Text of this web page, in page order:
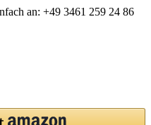
an: +49 3461 259 24 86